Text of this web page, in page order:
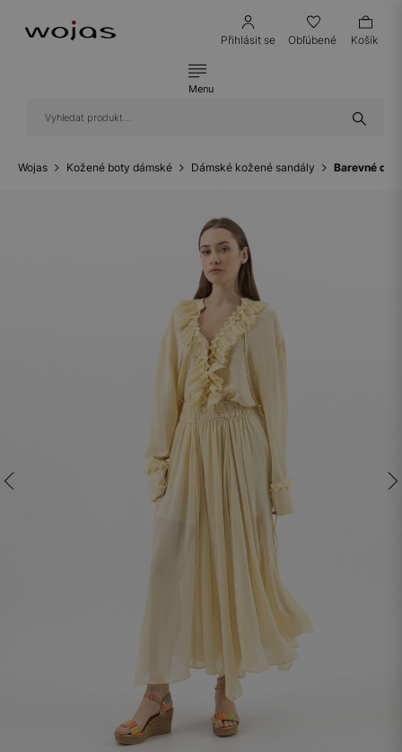
Přihlásit se Obľúbené Košík
Menu
Wojas Kožené boty dámské Dámské kožené sandály Barevné